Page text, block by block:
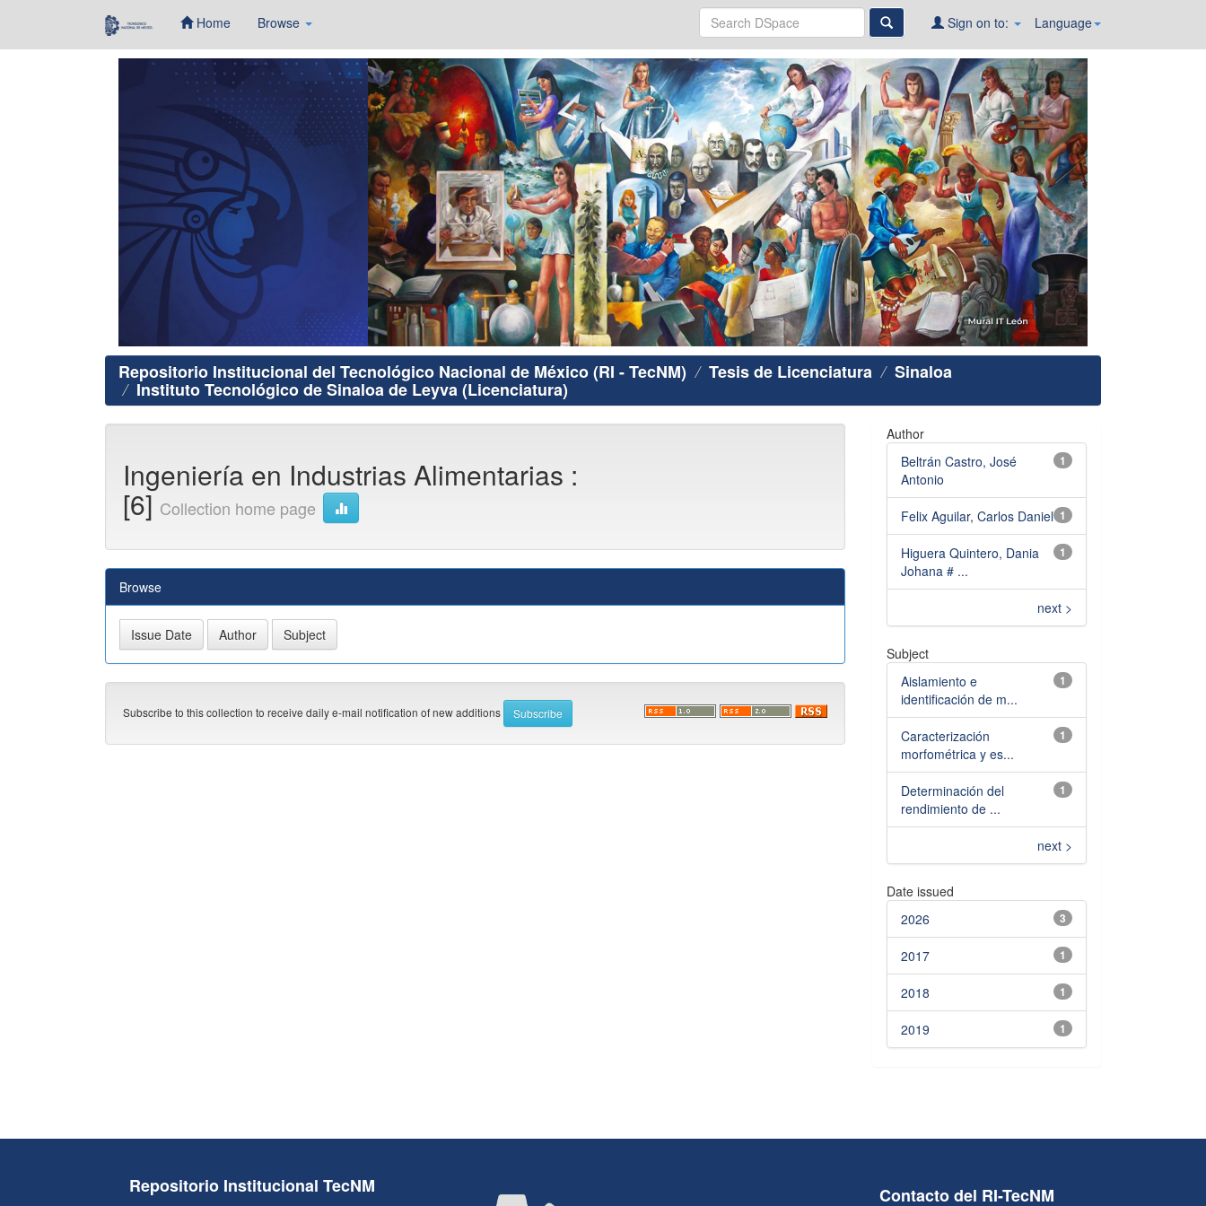
Home Browse Language
Sign on to:
Repositorio Institucional del Tecnológico Nacional de México (RI - TecNM) Tesis de Licenciatura Sinaloa
Instituto Tecnológico de Sinaloa de Leyva (Licenciatura)
Ingeniería en Industrias Alimentarias :
[6]Collection home page
Browse
Subscribe to this collection to receive daily e-mail notification of new additions
Author
1
Beltrán Castro, José
Antonio
1
Felix Aguilar, Carlos Daniel
1
Higuera Quintero, Dania
Johana # ...
next >
Subject
1
Aislamiento e
identificación de m...
1
Caracterización
morfométrica y es...
1
Determinación del
rendimiento de ...
next >
Date issued
3
2026
1
2017
1
2018
1
2019
Repositorio Institucional TecNM Contacto del RI-TecNM